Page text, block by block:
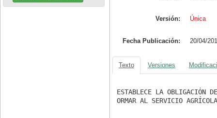
Versión: Única
Fecha Publicación: 20/04/
Texto Versiones
ESTABLECE LA OBLIGACIÓN
ORMAR AL SERVICIO